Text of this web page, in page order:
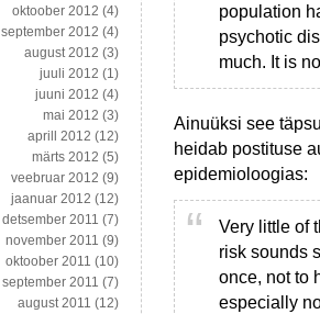
population
psychotic
much. It is
Ainuüksi see
heidab postituse
epidemioloogias:
Very little of
risk sounds
once, not to
especially
oktoober 2012 (4)
september 2012 (4)
august 2012 (3)
juuli 2012 (1)
juuni 2012 (4)
mai 2012 (3)
aprill 2012 (12)
märts 2012 (5)
veebruar 2012 (9)
jaanuar 2012 (12)
detsember 2011 (7)
november 2011 (9)
oktoober 2011 (10)
september 2011 (7)
august 2011 (12)